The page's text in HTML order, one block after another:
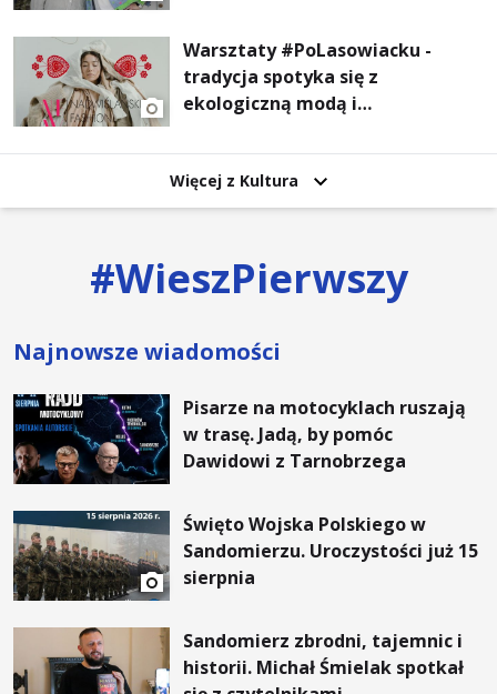
Warsztaty #PoLasowiacku -
tradycja spotyka się z
ekologiczną modą i
Więcej z Kultura
#WieszPierwszy
Najnowsze wiadomości
Pisarze na motocyklach ruszają
w trasę. Jadą, by pomóc
Dawidowi z Tarnobrzega
Święto Wojska Polskiego w
Sandomierzu. Uroczystości już 15
sierpnia
Sandomierz zbrodni, tajemnic i
historii. Michał Śmielak spotkał